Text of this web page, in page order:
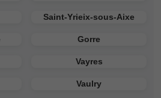
Saint-Yrieix-sous-Aixe
Gorre
Vayres
Vaulry